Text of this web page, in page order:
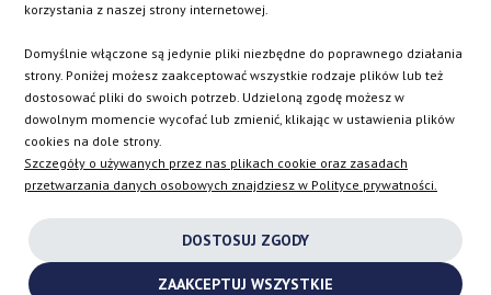
EN
INSTAGRAM
FACEBOOK
YOUTUBE
korzystania z naszej strony internetowej.
Domyślnie włączone są jedynie pliki niezbędne do poprawnego działania
strony. Poniżej możesz zaakceptować wszystkie rodzaje plików lub też
dostosować pliki do swoich potrzeb. Udzieloną zgodę możesz w
dowolnym momencie wycofać lub zmienić, klikając w ustawienia plików
cookies na dole strony.
Szczegóły o używanych przez nas plikach cookie oraz zasadach
przetwarzania danych osobowych znajdziesz w Polityce prywatności.
DOSTOSUJ ZGODY
ZAAKCEPTUJ WSZYSTKIE